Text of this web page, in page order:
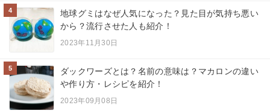
4
地球グミはなぜ人気になった？見た目が気持ち悪い
から？流行させた人も紹介！
2023年11月30日
5
ダックワーズとは？名前の意味は？マカロンの違い
や作り方・レシピを紹介！
2023年09月08日